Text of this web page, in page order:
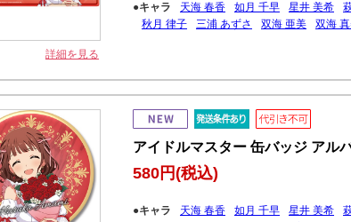
詳細を見る
●キャラ 天海 春香 如月 千早 星井 美希
秋月 律子
三浦 あずさ 双海 亜美 双海
アイドルマスター 缶バッジ アル
580円(税込)
●キャラ 天海 春香 如月 千早 星井 美希